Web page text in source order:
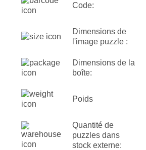
Code:
Dimensions de
l'image puzzle :
Dimensions de la
boîte:
Poids
Quantité de
puzzles dans
stock externe: